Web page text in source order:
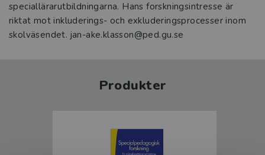
speciallärarutbildningarna. Hans forskningsintresse är
riktat mot inkluderings- och exkluderingsprocesser inom
skolväsendet. jan-ake.klasson@ped.gu.se
Produkter